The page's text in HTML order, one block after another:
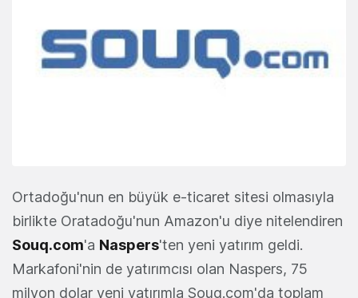
Ortadoğu'nun en büyük e-ticaret sitesi olmasıyla
birlikte Oratadoğu'nun Amazon'u diye nitelendiren
Souq.com'a Naspers'ten yeni yatırım geldi.
Markafoni'nin de yatırımcısı olan Naspers, 75
milyon dolar yeni yatırımla Souq.com'da toplam